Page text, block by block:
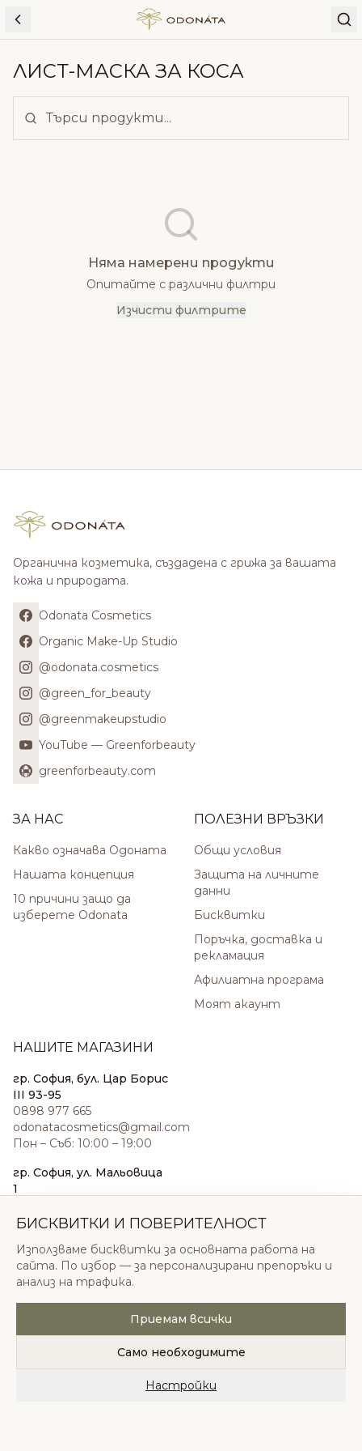
Skip to content
ЛИСТ-МАСКА ЗА КОСА
Няма намерени продукти
Опитайте с различни филтри
Изчисти филтрите
Органична козметика, създадена с грижа за вашата
кожа и природата.
Odonata Cosmetics
Organic Make-Up Studio
@odonata.cosmetics
@green_for_beauty
@greenmakeupstudio
YouTube — Greenforbeauty
greenforbeauty.com
ЗА НАС
Какво означава Одоната
Нашата концепция
10 причини защо да
изберете Odonata
ПОЛЕЗНИ ВРЪЗКИ
Общи условия
Защита на личните
данни
Бисквитки
Поръчка, доставка и
рекламация
Афилиатна програма
Моят акаунт
НАШИТЕ МАГАЗИНИ
гр. София, бул. Цар Борис
III 93-95
0898 977 665
odonatacosmetics@gmail.com
Пон – Съб: 10:00 – 19:00
гр. София, ул. Мальовица
1
sales@odonatacosmetics.com
Нед: 11:00 – 18:00
© 2026 Одоната Козметикс ООД. Всички права
запазени.
Политика за поверителностОбщи условия
БИСКВИТКИ И ПОВЕРИТЕЛНОСТ
Използваме бисквитки за основната работа на
сайта. По избор — за персонализирани препоръки и
анализ на трафика.
Приемам всички
Само необходимите
Настройки